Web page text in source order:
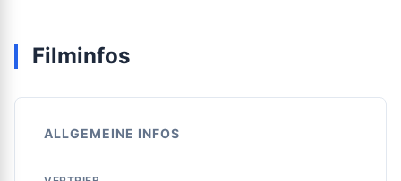
Filminfos
ALLGEMEINE INFOS